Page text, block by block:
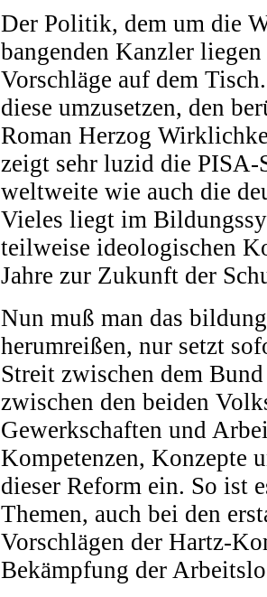
Der Politik, dem um die
bangenden Kanzler
Vorschläge auf dem
diese umzusetzen, den
Roman Herzog
zeigt sehr luzid die
weltweite wie auch die
Vieles liegt im
teilweise ideologischen
Jahre zur Zukunft der
Nun muß man das
herumreißen, nur setzt
Streit zwischen dem
zwischen den beiden
Gewerkschaften und
Kompetenzen, Konzepte
dieser Reform ein. So ist
Themen, auch bei den
Vorschlägen der Hartz-
Bekämpfung der